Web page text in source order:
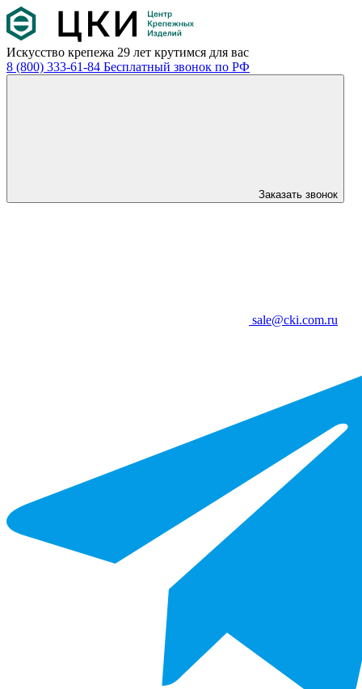
Искусство крепежа 29 лет крутимся для вас
8 (800) 333-61-84 Бесплатный звонок по РФ
Заказать звонок
sale@cki.com.ru